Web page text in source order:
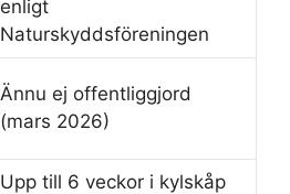
enligt
Naturskyddsföreningen
Ännu ej offentliggjord
(mars 2026)
Upp till 6 veckor i kylskåp